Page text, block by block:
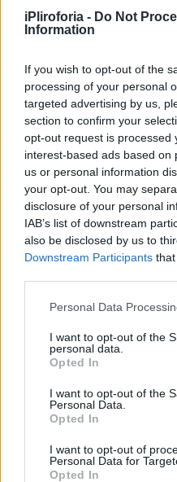
iPliroforia - Do Not
Information
If you wish to opt-out of the
processing of your personal
targeted advertising by us,
section to confirm your
opt-out request is processed
interest-based ads based on
us or personal information
your opt-out. You may
disclosure of your personal
IAB’s list of downstream
also be disclosed by us to
Downstream Participants
Personal Data
I want to opt-out of the
personal data.
Opted In
I want to opt-out of the
Personal Data.
Opted In
I want to opt-out of
Personal Data for
Opted In
Λίγα λεπτά μετά τον
περνούν χειροπέδες.
Δείτε το βίντεο του